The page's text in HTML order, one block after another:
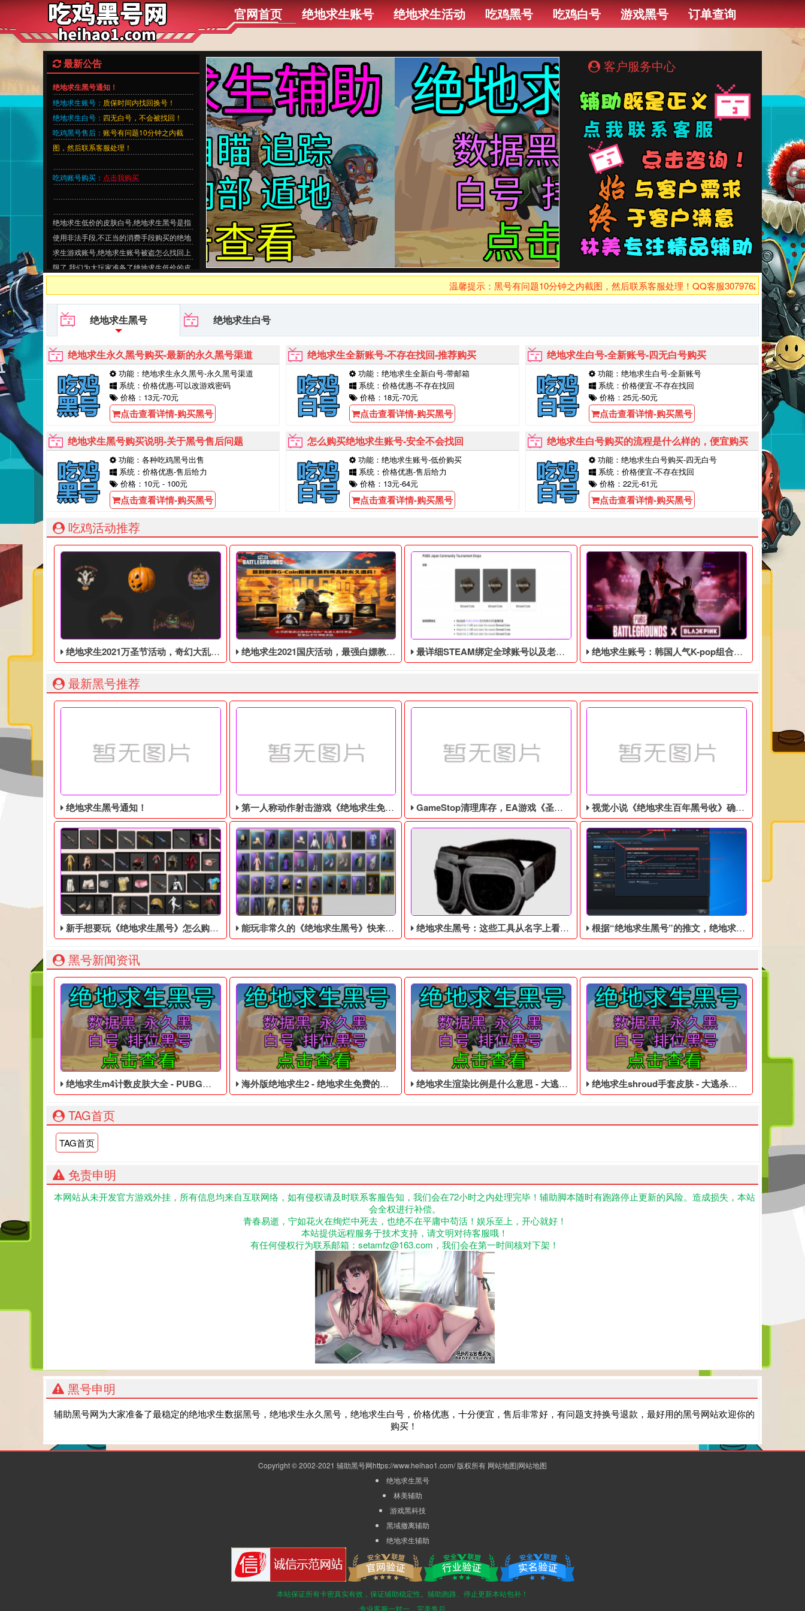
官网首页 绝地求生账号 绝地求生活动 吃鸡黑号 吃鸡白号 游戏黑号 订单查询
最新公告
绝地求生黑号通知！
绝地求生账号： 质保时间内找回换号！
绝地求生白号： 四无白号，不会被找回！
吃鸡黑号售后： 账号有问题10分钟之内截
图，然后联系客服处理！
吃鸡账号购买： 点击我购买
绝地求生低价的皮肤白号,绝地求生黑号是指
使用非法手段,不正当的消费手段购买的绝地
求生游戏账号,绝地求生账号被盗怎么找回上
限了,我们为大玩家准备了绝地求生低价的皮
客户服务中心
温馨提示：黑号有问题10分钟之内截图，然后联系客服处理！QQ客服3079762926！
绝地求生黑号 绝地求生白号
绝地求生永久黑号购买-最新的永久黑号渠道
功能：绝地求生永久黑号-永久黑号渠道
系统：价格优惠-可以改游戏密码
价格：13元-70元
点击查看详情-购买黑号
绝地求生全新账号-不存在找回-推荐购买
功能：绝地求生全新白号-带邮箱
系统：价格优惠-不存在找回
价格：18元-70元
点击查看详情-购买黑号
绝地求生白号-全新账号-四无白号购买
功能：绝地求生白号-全新账号
系统：价格便宜-不存在找回
价格：25元-50元
点击查看详情-购买黑号
绝地求生黑号购买说明-关于黑号售后问题
功能：各种吃鸡黑号出售
系统：价格优惠-售后给力
价格：10元 - 100元
点击查看详情-购买黑号
怎么购买绝地求生账号-安全不会找回
功能：绝地求生账号-低价购买
系统：价格优惠-售后给力
价格：13元-64元
点击查看详情-购买黑号
绝地求生白号购买的流程是什么样的，便宜购买
功能：绝地求生白号购买-四无白号
系统：价格便宜-不存在找回
价格：22元-61元
点击查看详情-购买黑号
吃鸡活动推荐
绝地求生2021万圣节活动，奇幻大乱斗回归，还有新皮肤和新地图 绝地求生2021国庆活动，最强白嫖教程，最好用的活动攻略 最详细STEAM绑定全球账号以及老鼠台掉宝攻略，常见问题解答 绝地求生账号：韩国人气K-pop组合Blackpink联动，活动将于8月8日至9月7日举行
最新黑号推荐
绝地求生黑号通知！
绝地求生黑号： 质保时间内找回换号！ 绝地求生白号： 四无白号，不会被找回！ 吃鸡黑号售后： 黑号有问题10分钟之内截图，然后联系客服处理！ 黑号QQ客服： 1600445187
第一人称动作射击游戏《绝地求生免费辅助》今日登陆主机平台
2036年，世界上突然出现了一个巨型的黑洞，科学家们无法解释这个现象。玩家将操控超自然科学研究组织（SRO）队员“覃舒雅”，前往事
GameStop清理库存，EA游戏《圣歌》以1美分售出
据外媒Kotaku报道，美国游戏零售商GameStop正在清理库存，将EA游戏《圣歌》以1美分的超
视觉小说《绝地求生百年黑号收》确认登陆Switch，特别版售价9350日元
出版商Idea Factory今日宣布，男孩间友情为主题的视
新手想要玩《绝地求生黑号》怎么购买？
《绝地求生黑号》是近些年来十分火热的一款射击类游戏，这款绝地求生黑号的好玩不仅在于其游戏设定，还在于其游戏画面的设计十分的精妙。这款游戏可以单人玩，可以双人玩也可以
能玩非常久的《绝地求生黑号》快来看看吧
吃鸡黑号开发商发布了能够完很久的《绝地求生黑号》，让我们来看看这是一个游戏来解决吃鸡黑号这个奇怪的世界的。
绝地求生黑号：这些工具从名字上看起来很强，但实际作用和玩家想的不同！
在蓝洞的绝地求生黑号​中，AWM狙击枪、三级头三级甲等性能强大的工具想要得到。但是，绝地
根据“绝地求生黑号”的推文，绝地求生端游可能永久免费
最近，根据外媒“绝地求生黑号”博主发布了一条推文
黑号新闻资讯
绝地求生m4计数皮肤大全 - PUBG免费的账号
PUBG免费的账号,绝地求生黑号是指使用非法手段,不正当的消费手段购买的绝地求生游戏账号,绝地求生m4计数皮肤大全,我们为大玩家准备了PUBG免费的账号,PUBG黑号平台等待你的购
海外版绝地求生2 - 绝地求生免费的临时黑号
绝地求生免费的临时黑号,绝地求生黑号是指使用非法手段,不正当的消费手段购买的绝地求生游戏账号,海外版绝地求生2,我们为大玩家准备了
绝地求生渲染比例是什么意思 - 大逃杀免费的永久黑号
大逃杀免费的永久黑号,绝地求生黑号是指使用非法手段,不正当的消费手段购买的绝地求生游戏账
绝地求生shroud手套皮肤 - 大逃杀便宜的账号
大逃杀便宜的账号,绝地求生黑号是指使用非法手段,
TAG首页
TAG首页
免责申明
本网站从未开发官方游戏外挂，所有信息均来自互联网络，如有侵权请及时联系客服告知，我们会在72小时之内处理完毕！辅助脚本随时有跑路停止更新的风险。造成损失，本站
会全权进行补偿。
青春易逝，宁如花火在绚烂中死去，也绝不在平庸中苟活！娱乐至上，开心就好！
本站提供远程服务于技术支持，请文明对待客服哦！
有任何侵权行为联系邮箱：setamfz@163.com，我们会在第一时间核对下架！
黑号申明
辅助黑号网为大家准备了最稳定的绝地求生数据黑号，绝地求生永久黑号，绝地求生白号，价格优惠，十分便宜，售后非常好，有问题支持换号退款，最好用的黑号网站欢迎你的
购买！
Copyright © 2002-2021 辅助黑号网https://www.heihao1.com/ 版权所有 网站地图|网站地图
绝地求生黑号
林美辅助
游戏黑科技
黑域撤离辅助
绝地求生辅助
本站保证所有卡密真实有效，保证辅助稳定性。辅助跑路、停止更新本站包补！
专业客服一对一，完美售后